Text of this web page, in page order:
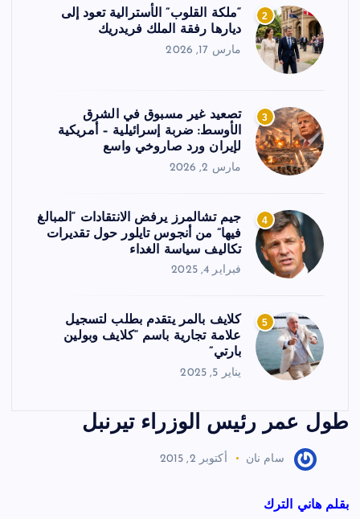
2
“ملكة القلوب” الأسترالية تعود إلى
ديارها رفقة الملك فريدريك
مارس 17, 2026
3
تصعيد غير مسبوق في الشرق
الأوسط: ضربة إسرائيلية – أمريكية
لإيران ورد صاروخي واسع
مارس 2, 2026
4
جيم تشالمرز يرفض الانتقادات “المبالغ
فيها” من أنجوس تايلور حول تقديرات
تكاليف سياسة الغداء
فبراير 4, 2025
5
كلايف بالمر يتقدم بطلب لتسجيل
علامة تجارية باسم “كلايف وبولين
بارتي”
يناير 5, 2025
طول عمر رئيس الوزراء تيرنبل
سام نان أكتوبر 2, 2015
بقلم هاني الترك